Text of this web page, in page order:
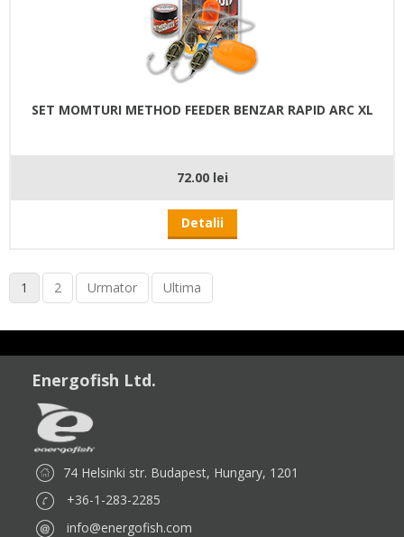
SET MOMTURI METHOD FEEDER BENZAR RAPID ARC XL
72.00 lei
Detalii
1 2 Urmator Ultima
Energofish Ltd.
74 Helsinki str. Budapest, Hungary, 1201
+36-1-283-2285
info@energofish.com